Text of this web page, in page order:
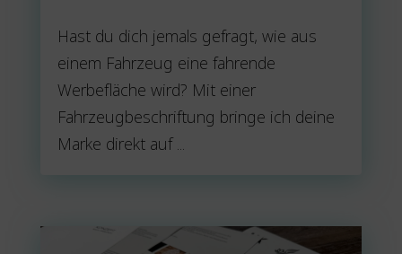
Hast du dich jemals gefragt, wie aus
einem Fahrzeug eine fahrende
Werbefläche wird? Mit einer
Fahrzeugbeschriftung bringe ich deine
Marke direkt auf ...